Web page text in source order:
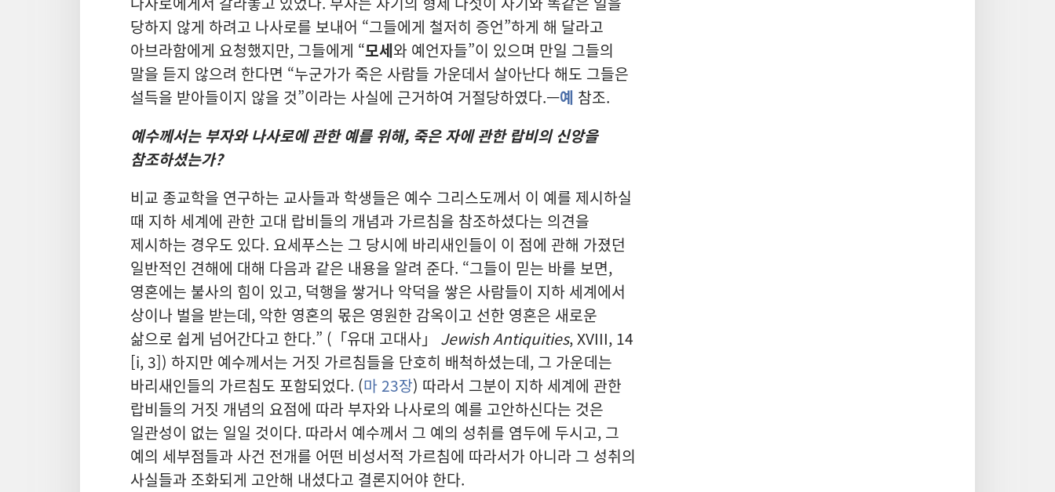
당하지 않게 하려고 나사로를 보내어 “그들에게 철저히 증언”하게 해 달라고
아브라함에게 요청했지만, 그들에게 “모세와 예언자들”이 있으며 만일 그들의
말을 듣지 않으려 한다면 “누군가가 죽은 사람들 가운데서 살아난다 해도 그들은
설득을 받아들이지 않을 것”이라는 사실에 근거하여 거절당하였다.—예 참조.
예수께서는 부자와 나사로에 관한 예를 위해, 죽은 자에 관한 랍비의 신앙을
참조하셨는가?
비교 종교학을 연구하는 교사들과 학생들은 예수 그리스도께서 이 예를 제시하실
때 지하 세계에 관한 고대 랍비들의 개념과 가르침을 참조하셨다는 의견을
제시하는 경우도 있다. 요세푸스는 그 당시에 바리새인들이 이 점에 관해 가졌던
일반적인 견해에 대해 다음과 같은 내용을 알려 준다. “그들이 믿는 바를 보면,
영혼에는 불사의 힘이 있고, 덕행을 쌓거나 악덕을 쌓은 사람들이 지하 세계에서
상이나 벌을 받는데, 악한 영혼의 몫은 영원한 감옥이고 선한 영혼은 새로운
삶으로 쉽게 넘어간다고 한다.” (「유대 고대사」 Jewish Antiquities, XVIII, 14
[i, 3]) 하지만 예수께서는 거짓 가르침들을 단호히 배척하셨는데, 그 가운데는
바리새인들의 가르침도 포함되었다. (마 23장) 따라서 그분이 지하 세계에 관한
랍비들의 거짓 개념의 요점에 따라 부자와 나사로의 예를 고안하신다는 것은
일관성이 없는 일일 것이다. 따라서 예수께서 그 예의 성취를 염두에 두시고, 그
예의 세부점들과 사건 전개를 어떤 비성서적 가르침에 따라서가 아니라 그 성취의
사실들과 조화되게 고안해 내셨다고 결론지어야 한다.